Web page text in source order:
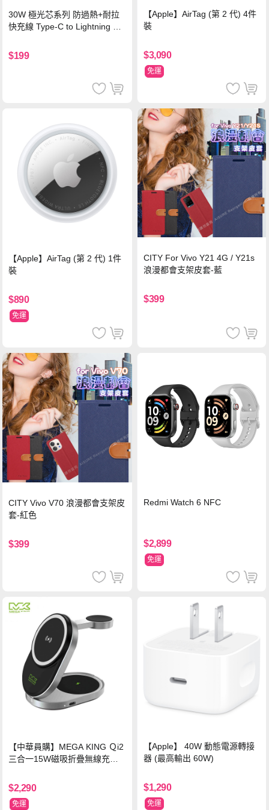
30W 極光芯系列 防過熱+耐拉
快充線 Type-C to Lightning 傳
$199
【Apple】AirTag (第 2 代) 4件
裝
$3,090
免運
【Apple】AirTag (第 2 代) 1件
裝
$890
免運
CITY For Vivo Y21 4G / Y21s
浪漫都會支架皮套-藍
$399
CITY Vivo V70 浪漫都會支架皮
套-紅色
$399
Redmi Watch 6 NFC
$2,899
免運
【中華員購】MEGA KING Ｑi2
三合一15W磁吸折疊無線充電
$2,290
免運
【Apple】 40W 動態電源轉接
器 (最高輸出 60W)
$1,290
免運